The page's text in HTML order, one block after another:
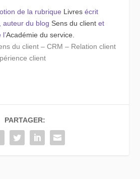
de la rubrique Livres écrit
auteur du blog Sens du client et
Académie du service.
du client – CRM – Relation client
client
PARTAGER: